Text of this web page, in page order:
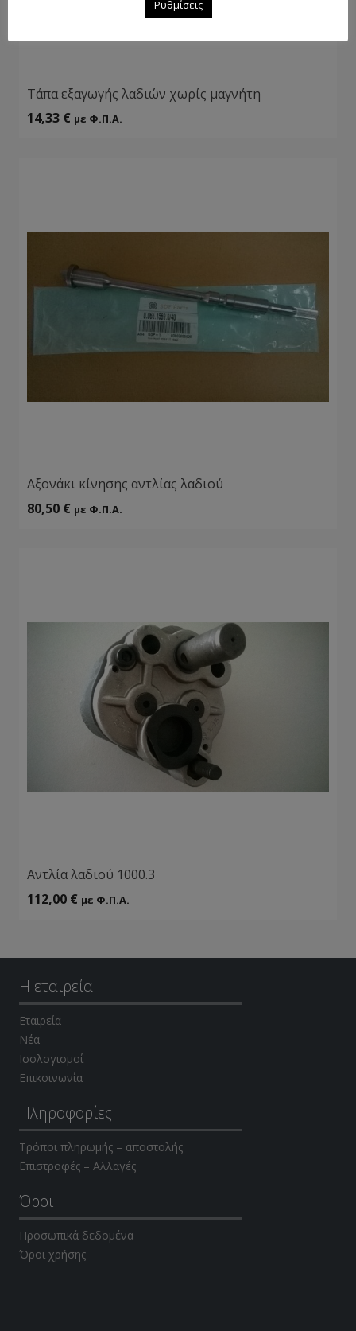
Tάπα εξαγωγής λαδιών χωρίς μαγνήτη
14,33 € με Φ.Π.Α.
Αξονάκι κίνησης αντλίας λαδιού
80,50 € με Φ.Π.Α.
Αντλία λαδιού 1000.3
112,00 € με Φ.Π.Α.
Η εταιρεία
Εταιρεία
Νέα
Ισολογισμοί
Επικοινωνία
Πληροφορίες
Τρόποι πληρωμής – αποστολής
Επιστροφές – Αλλαγές
Όροι
Προσωπικά δεδομένα
Όροι χρήσης
Ρυθμίσεις